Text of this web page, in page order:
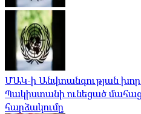
ՄԱԿ-ի Անվտանգության
Պակիստանի ունեցած
հարձակումը